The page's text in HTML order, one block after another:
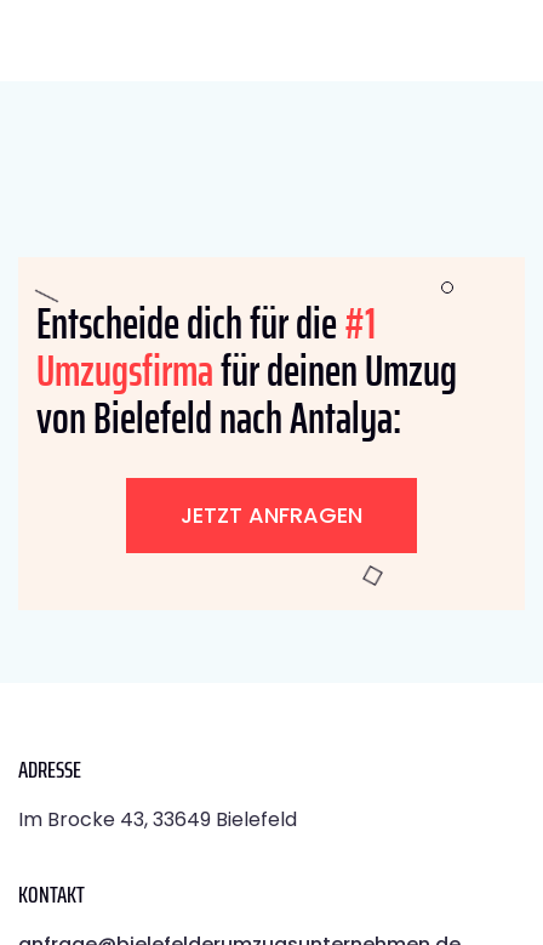
Entscheide dich für die#1
Umzugsfirmafür deinen Umzug
von Bielefeld nach Antalya:
JETZT ANFRAGEN
ADRESSE
Im Brocke 43, 33649 Bielefeld
KONTAKT